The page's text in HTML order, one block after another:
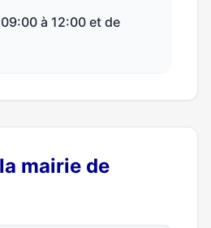
à 12:00 et de
mairie de